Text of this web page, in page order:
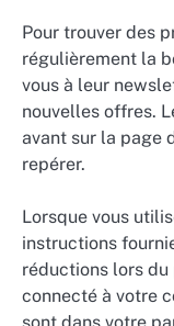
Pour trouver des
régulièrement la
vous à leur
nouvelles offres.
avant sur la page
repérer.
Lorsque vous
instructions
réductions lors du
connecté à votre